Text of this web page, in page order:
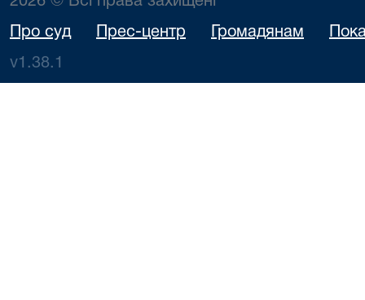
Про суд Прес-центр Громадянам
v1.38.1